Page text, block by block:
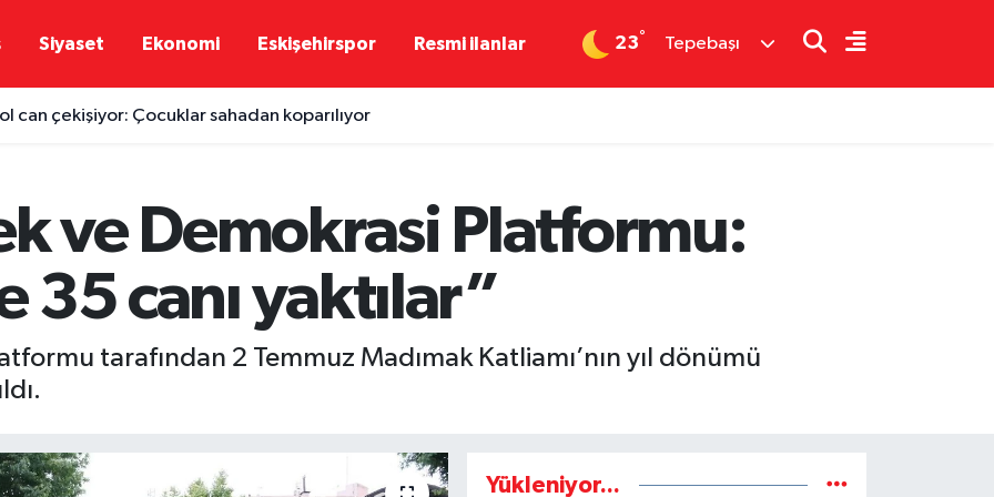
Siyaset Ekonomi Eskişehirspor Resmi ilanlar 23° Tepebaşı
can çekişiyor: Çocuklar sahadan koparılıyor
ve Demokrasi Platformu:
35 canı yaktılar”
tarafından 2 Temmuz Madımak Katliamı’nın yıl dönümü
Yükleniyor...